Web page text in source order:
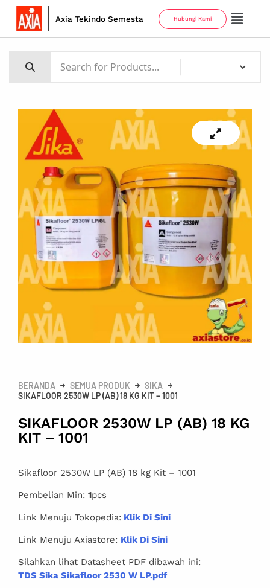
Axia Tekindo Semesta Hubungi Kami
BERANDA SEMUA PRODUK
SIKA
SIKAFLOOR 2530W LP (AB) 18 KG KIT – 1001
SIKAFLOOR 2530W LP (AB) 18 KG
KIT – 1001
Sikafloor 2530W LP (AB) 18 kg Kit – 1001
Pembelian Min: 1pcs
Link Menuju Tokopedia: Klik Di Sini
Link Menuju Axiastore: Klik Di Sini
Silahkan lihat Datasheet PDF dibawah ini:
TDS Sika Sikafloor 2530 W LP.pdf